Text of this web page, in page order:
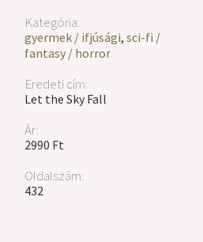
Kategória:
gyermek / ifjúsági,sci-fi /
fantasy / horror
Eredeti cím:
Let the Sky Fall
Ár:
2990 Ft
Oldalszám:
432